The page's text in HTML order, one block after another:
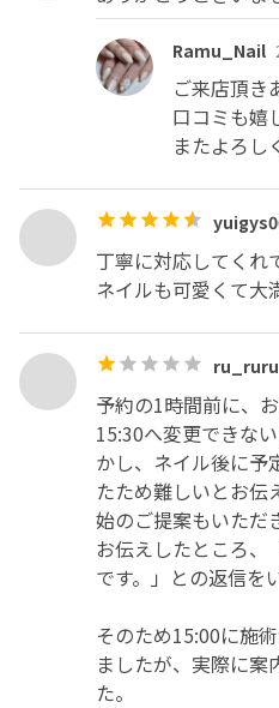
Ramu_Nail
ご来店頂き
口コミも嬉
またよろし
丁寧に対応してくれ
ネイルも可愛くて大
ru_ruru
予約の1時間前に、
15:30へ変更できな
かし、ネイル後に予
たため難しいとお伝
始のご提案もいただ
お伝えしたところ、
です。」との返信を
そのため15:00に施
ましたが、実際に案
た。